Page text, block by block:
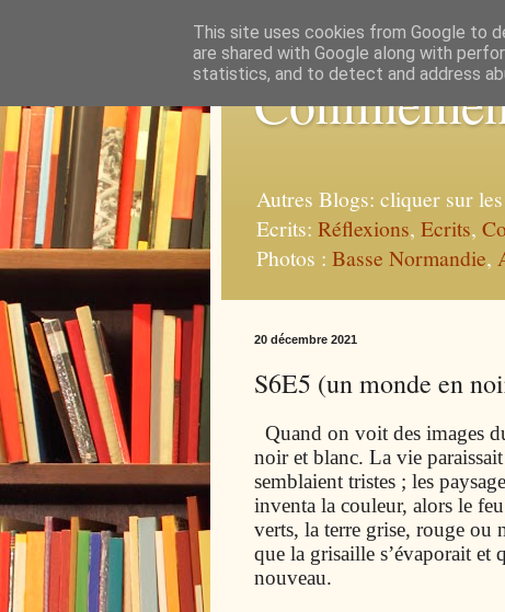
Autres Blogs: cliquer sur
Ecrits: Réflexions, Ecrits,
Photos : Basse Normandie,
20 décembre 2021
S6E5 (un monde en
Quand on voit des images
noir et blanc. La vie
semblaient tristes ; les
inventa la couleur, alors le
verts, la terre grise, rouge ou
que la grisaille s’évaporait
nouveau.
This site uses cookies from Google to
are shared with Google along with
statistics, and to detect and address